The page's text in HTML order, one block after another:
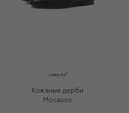
Кожаные дерби
Mocasso